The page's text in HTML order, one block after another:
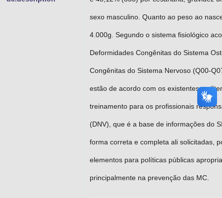
sexo masculino. Quanto ao peso ao
4.000g. Segundo o sistema fisiológico
Deformidades Congênitas do Sistema
Congênitas do Sistema Nervoso (Q00-
estão de acordo com os existentes na
treinamento para os profissionais
(DNV), que é a base de informações do
forma correta e completa ali solicitadas,
elementos para políticas públicas
principalmente na prevenção das MC.